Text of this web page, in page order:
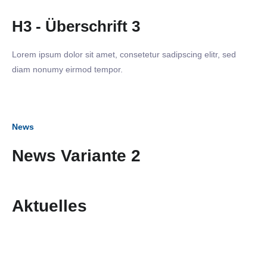
H3 - Überschrift 3
Lorem ipsum dolor sit amet, consetetur sadipscing elitr, sed
diam nonumy eirmod tempor.
News
News Variante 2
Aktuelles